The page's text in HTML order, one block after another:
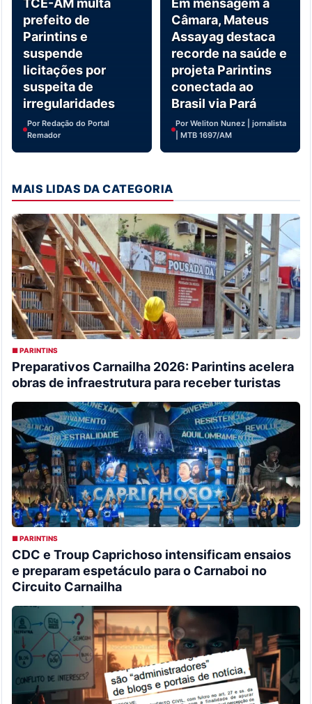
prefeito de
Parintins e
suspende
licitações por
suspeita de
irregularidades
Por Redação do Portal
Remador
Câmara, Mateus
Assayag destaca
recorde na saúde e
projeta Parintins
conectada ao
Brasil via Pará
Por Weliton Nunez | jornalista
| MTB 1697/AM
MAIS LIDAS DA CATEGORIA
■ PARINTINS
Preparativos Carnailha 2026: Parintins acelera
obras de infraestrutura para receber turistas
■ PARINTINS
CDC e Troup Caprichoso intensificam ensaios
e preparam espetáculo para o Carnaboi no
Circuito Carnailha